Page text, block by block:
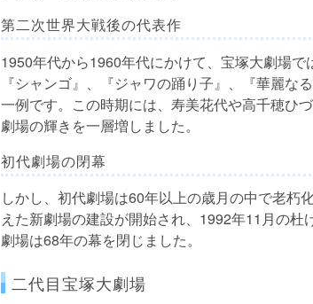
第二次世界大戦後の代表作
1950年代から1960年代にかけて、宝塚大劇場
『シャンゴ』、『ジャワの踊り子』、『華麗
一例です。この時期には、寿美花代や高千穂ひ
劇場の輝きを一層増しました。
初代劇場の閉幕
しかし、初代劇場は60年以上の歳月の中で老朽
えた新劇場の建設が開始され、1992年11月の
劇場は68年の幕を閉じました。
二代目宝塚大劇場